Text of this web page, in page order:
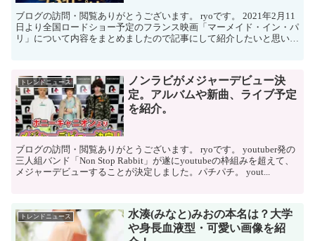
ブログの訪問・閲覧ありがとうございます。 ryoです。 2021年2月11
日より全国ロードショー予定のフランス映画「マーメイド・イン・パ
リ」について内容をまとめましたので記事にして紹介したいと思いま
トレンドニュース
ノンラビがメジャーデビュー決
定。アルバムや新曲、ライブ予定
を紹介。
ブログの訪問・閲覧ありがとうございます。 ryoです。 youtuber発の
三人組バンド「Non Stop Rabbit」が遂にyoutubeの枠組みを超えて、
メジャーデビューすることが決定しました。パチパチ。 yout...
トレンドニュース
水湊(みなと)みおの本名は？大学
や身長血液型・可愛い画像を紹